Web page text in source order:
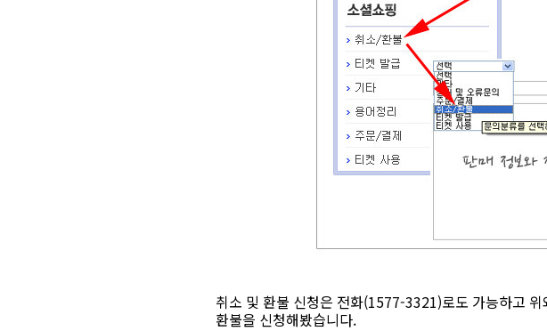
취소 및 환불 신청은 전화(1577-3321)로도 가능하고
환불을 신청해봤습니다.